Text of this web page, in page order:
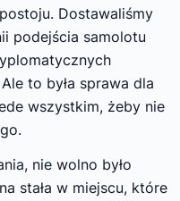
Dostawaliśmy
podejścia samolotu
to była sprawa dla
wszystkim, żeby nie
nie wolno było
stała w miejscu, które